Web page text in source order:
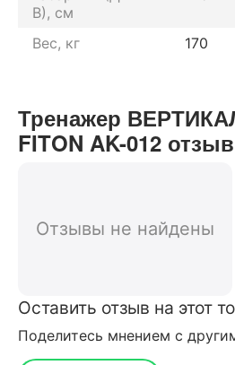
В), см
Вес, кг 170
Тренажер
FITON AK-012
Отзывы не найдены
Оставить отзыв на этот
Поделитесь мнением с